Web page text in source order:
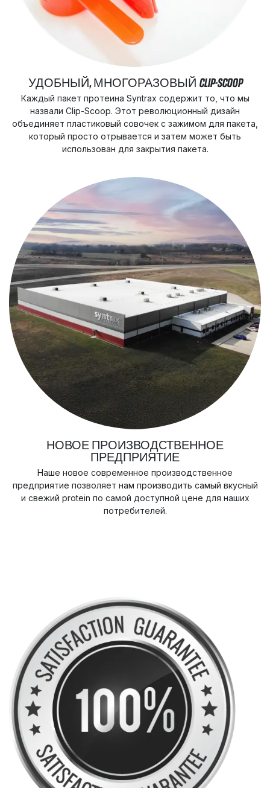
УДОБНЫЙ, МНОГОРАЗОВЫЙ CLIP-SCOOP
Каждый пакет протеина Syntrax содержит то, что мы
назвали Clip-Scoop. Этот революционный дизайн
объединяет пластиковый совочек с зажимом для пакета,
который просто отрывается и затем может быть
использован для закрытия пакета.
НОВОЕ ПРОИЗВОДСТВЕННОЕ
ПРЕДПРИЯТИЕ
Наше новое современное производственное
предприятие позволяет нам производить самый вкусный
и свежий protein по самой доступной цене для наших
потребителей.